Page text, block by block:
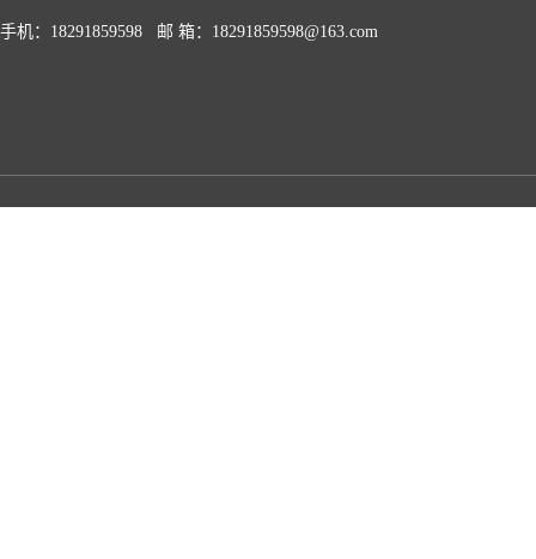
手机：18291859598 邮 箱：18291859598@163.com